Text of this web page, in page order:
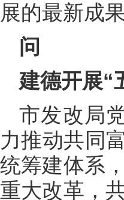
展的最新成
问
建德开展“
市发改局
力推动共同
统筹建体系
重大改革，